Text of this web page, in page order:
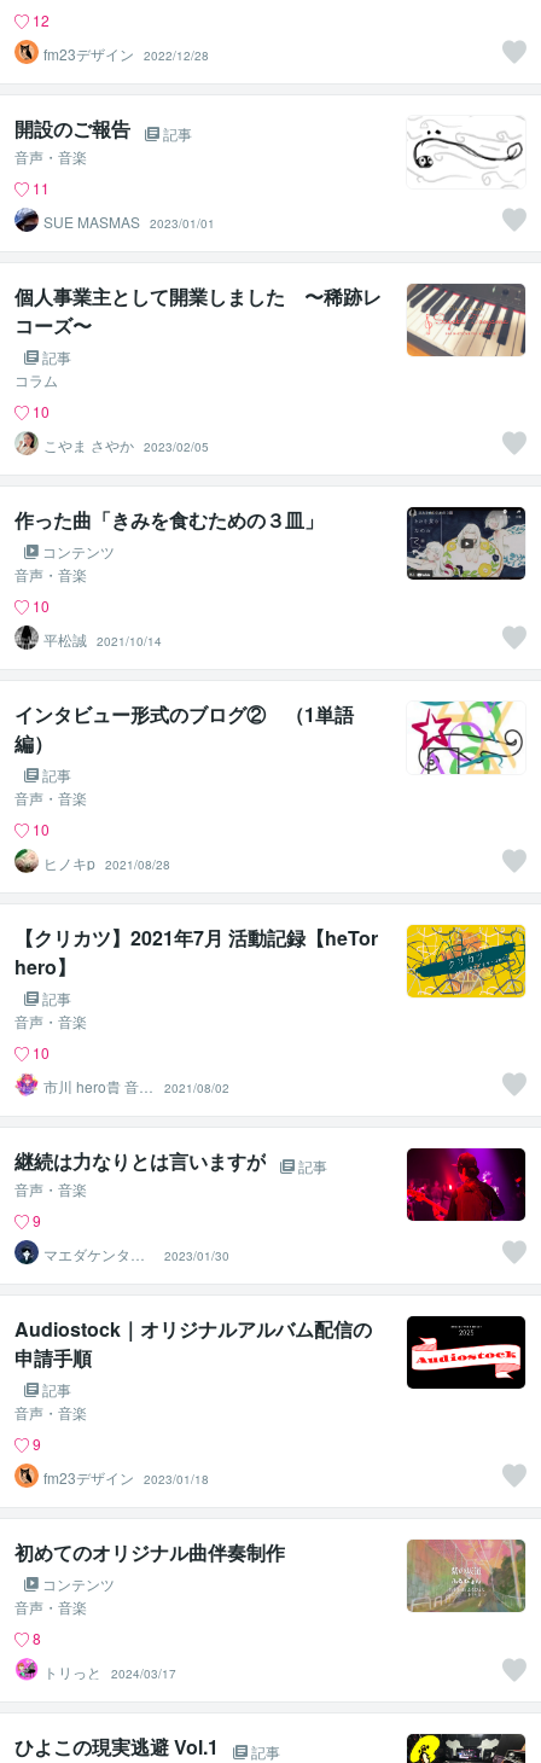
12
fm23デザイン
2022/12/28
開設のご報告
記事
音声・音楽
11
SUE MASMAS 2023/01/01
個人事業主として開業しました 〜稀跡レ
コーズ〜
記事
コラム
10
こやま さやか 2023/02/05
作った曲「きみを食むための３皿」
コンテンツ
音声・音楽
10
平松誠
2021/10/14
インタビュー形式のブログ② （1単語
編）
記事
音声・音楽
10
ヒノキp 2021/08/28
【クリカツ】2021年7月 活動記録【heTor
hero】
記事
音声・音楽
10
市川 hero貴 音楽
クリエイター
2021/08/02
継続は力なりとは言いますが
記事
音声・音楽
9
マエダケンタ㈱
タコスタジオ
2023/01/30
Audiostock｜オリジナルアルバム配信の
申請手順
記事
音声・音楽
9
fm23デザイン
2023/01/18
初めてのオリジナル曲伴奏制作
コンテンツ
音声・音楽
8
トリっと
2024/03/17
ひよこの現実逃避 Vol.1 記事